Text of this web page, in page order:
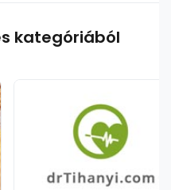
kategóriából